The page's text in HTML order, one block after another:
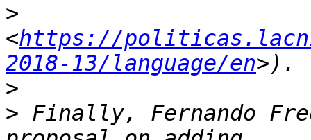
>
<https://
2018-13/language/en
>
> Finally, Fernando